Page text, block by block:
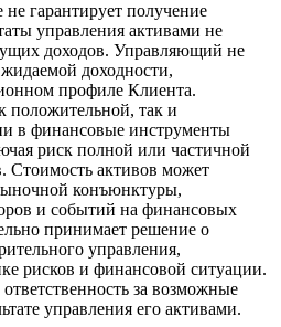
гарантирует получение
управления активами не
доходов. Управляющий не
доходности,
профиле Клиента.
положительной, так и
в финансовые инструменты
риск полной или частичной
Стоимость активов может
конъюнктуры,
и событий на финансовых
принимает решение о
управления,
рисков и финансовой ситуации.
за возможные
управления его активами.